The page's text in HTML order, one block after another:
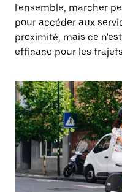
l'ensemble, marcher
pour accéder aux
proximité, mais ce
efficace pour les